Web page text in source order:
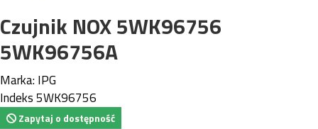
Czujnik NOX 5WK96756
5WK96756A
Marka: IPG
Indeks5WK96756
Zapytaj o dostępność